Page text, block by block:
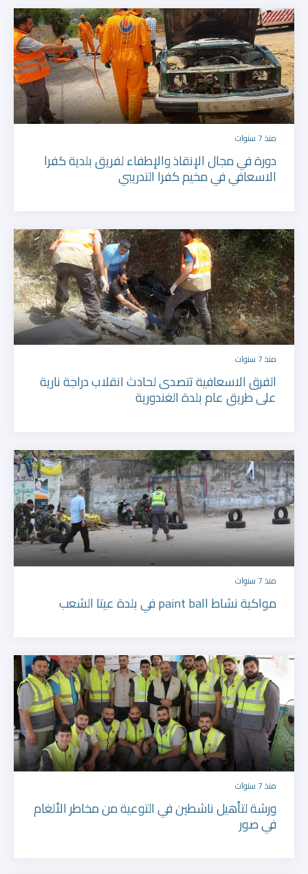
منذ 7 سنوات
دورة في مجال الإنقاذ والإطفاء لفريق بلدية كفرا
الاسعافي في مخيم كفرا التدريبي
منذ 7 سنوات
الفرق الاسعافية تتصدى لحادث انقلاب دراجة نارية
على طريق عام بلدة الغندورية
منذ 7 سنوات
مواكبة نشاط paint ball في بلدة عيتا الشعب
منذ 7 سنوات
ورشة لتأهيل ناشطين في التوعية من مخاطر الألغام
في صور